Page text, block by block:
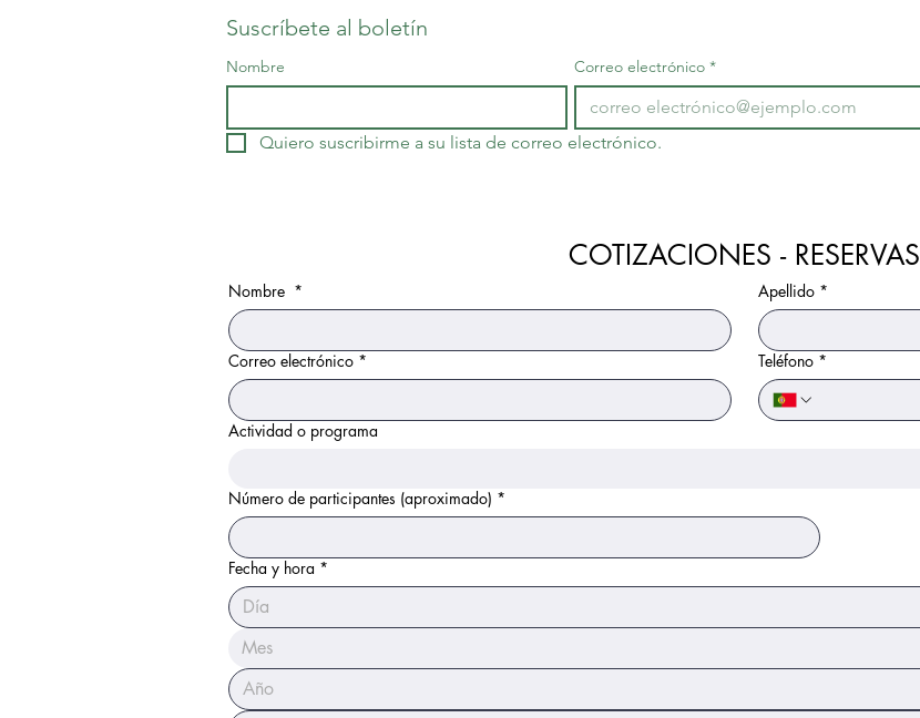
Suscríbete al boletín
Nombre Correo electrónico *
Quiero suscribirme a su lista de correo electrónico.
COTIZACIONES - RESERVAS
Nombre * Apellido *
Correo electrónico * Teléfono *
Actividad o programa
Número de participantes (aproximado) *
Fecha y hora *
Mes